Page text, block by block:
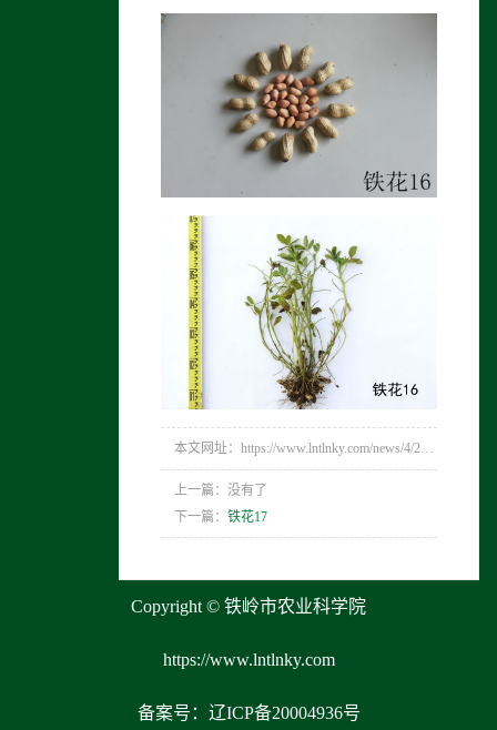
本文网址：https://www.lntlnky.com/news/4/222.html
上一篇：没有了
下一篇： 铁花17
Copyright © 铁岭市农业科学院
https://www.lntlnky.com
备案号：辽ICP备20004936号